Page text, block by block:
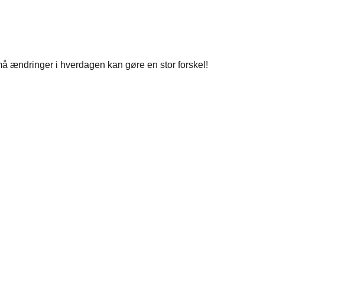
ændringer i hverdagen kan gøre en stor forskel!